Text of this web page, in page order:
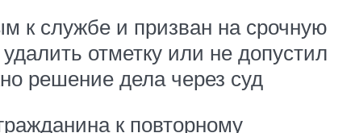
к службе и призван на срочную
отметку или не допустил
решение дела через суд
к повторному